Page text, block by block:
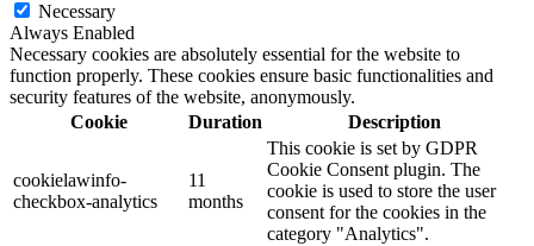
Necessary
Always Enabled
Necessary cookies are absolutely essential for the website to
function properly. These cookies ensure basic functionalities and
security features of the website, anonymously.
Cookie
Duration Description
cookielawinfo-
checkbox-analytics
11
months
This cookie is set by GDPR
Cookie Consent plugin. The
cookie is used to store the user
consent for the cookies in the
category "Analytics".